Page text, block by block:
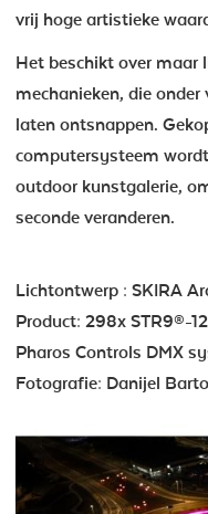
vrij hoge artistieke
Het beschikt over
mechanieken, die
laten ontsnappen.
computersysteem
outdoor kunstgalerie,
seconde veranderen.
Lichtontwerp : SKIRA
Product: 298x STR9®-
Pharos Controls DMX
Fotografie: Danijel